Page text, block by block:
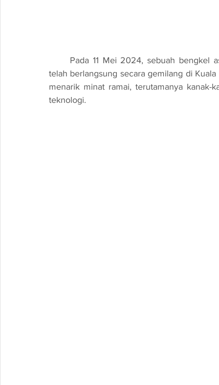
telah berlangsung secara gemilang di
menarik minat ramai, terutamanya
teknologi.